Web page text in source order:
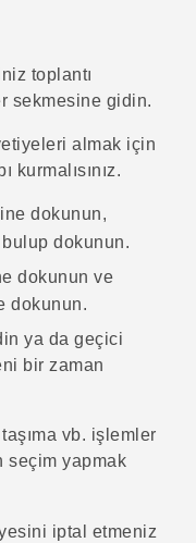
toplantı
sekmesine gidin.
almak için
kurmalısınız.
dokunun,
dokunun.
dokunun ve
dokunun.
ya da geçici
bir zaman
vb. işlemler
seçim yapmak
iptal etmeniz